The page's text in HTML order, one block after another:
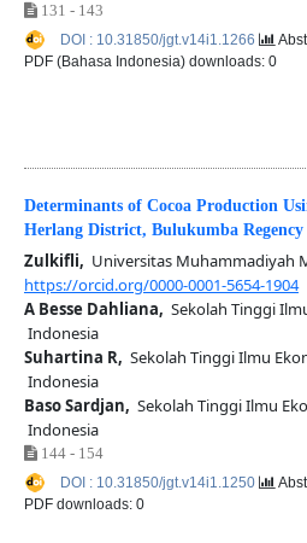
131 - 143
DOI : 10.31850/jgt.v14i1.1266
PDF (Bahasa Indonesia) downloads: 0
Determinants of Cocoa Production
Herlang District, Bulukumba Regency
Zulkifli, Universitas Muhammadiyah
https://orcid.org/0000-0001-5654-1904
A Besse Dahliana, Sekolah Tinggi
Indonesia
Suhartina R, Sekolah Tinggi Ilmu
Indonesia
Baso Sardjan, Sekolah Tinggi Ilmu
Indonesia
144 - 154
DOI : 10.31850/jgt.v14i1.1250
PDF downloads: 0